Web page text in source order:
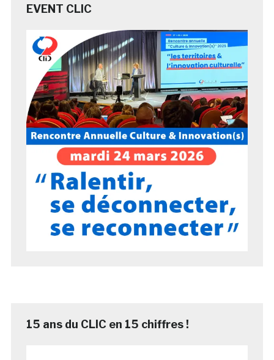
EVENT CLIC
15 ans du CLIC en 15 chiffres !